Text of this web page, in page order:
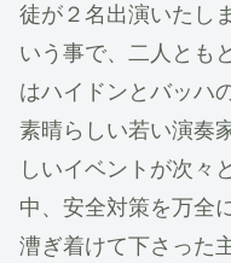
徒が２名出演いたし
いう事で、二人とも
はハイドンとバッハ
素晴らしい若い演奏
しいイベントが次々
中、安全対策を万全
漕ぎ着けて下さった